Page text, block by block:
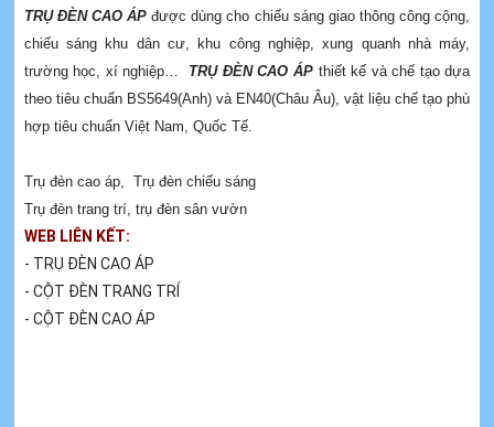
TRỤ ĐÈN CAO ÁP được dùng cho chiếu sáng giao thông công cộng,
chiếu sáng khu dân cư, khu công nghiệp, xung quanh nhà máy,
trường học, xí nghiệp… TRỤ ĐÈN CAO ÁP thiết kế và chế tạo dựa
theo tiêu chuẩn BS5649(Anh) và EN40(Châu Âu), vật liệu chế tạo phù
hợp tiêu chuẩn Việt Nam, Quốc Tế.
Trụ đèn cao áp, Trụ đèn chiếu sáng
Trụ đèn trang trí, trụ đèn sân vườn
WEB LIÊN KẾT:
- TRỤ ĐÈN CAO ÁP
- CỘT ĐÈN TRANG TRÍ
- CỘT ĐÈN CAO ÁP